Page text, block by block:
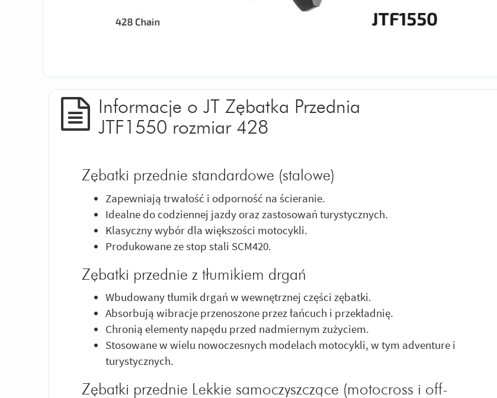
Informacje o JT Zębatka Przednia
JTF1550 rozmiar 428
Zębatki przednie standardowe (stalowe)
Zapewniają trwałość i odporność na ścieranie.
Idealne do codziennej jazdy oraz zastosowań turystycznych.
Klasyczny wybór dla większości motocykli.
Produkowane ze stop stali SCM420.
Zębatki przednie z tłumikiem drgań
Wbudowany tłumik drgań w wewnętrznej części zębatki.
Absorbują wibracje przenoszone przez łańcuch i przekładnię.
Chronią elementy napędu przed nadmiernym zużyciem.
Stosowane w wielu nowoczesnych modelach motocykli, w tym adventure i
turystycznych.
Zębatki przednie Lekkie samoczyszczące (motocross i off-